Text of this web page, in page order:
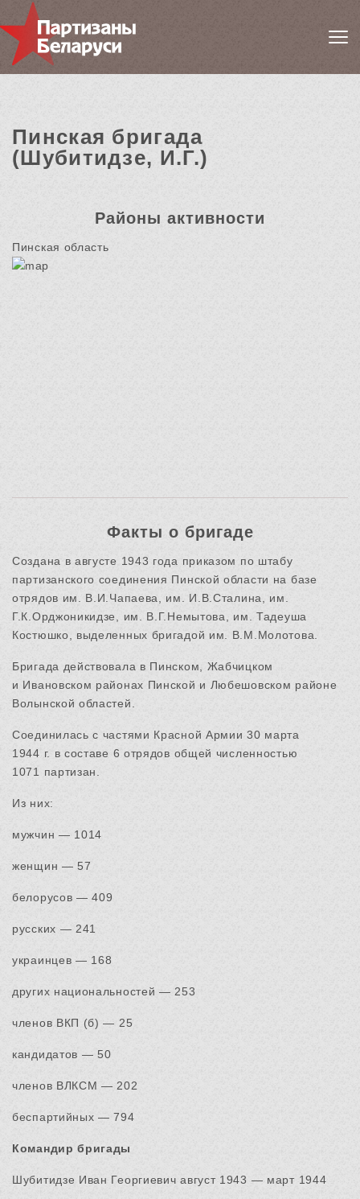
Пинская бригада
(Шубитидзе, И.Г.)
Районы активности
Пинская область
Факты о бригаде
Создана в августе 1943 года приказом по штабу
партизанского соединения Пинской области на базе
отрядов им. В.И.Чапаева, им. И.В.Сталина, им.
Г.К.Орджоникидзе, им. В.Г.Немытова, им. Тадеуша
Костюшко, выделенных бригадой им. В.М.Молотова.
Бригада действовала в Пинском, Жабчицком
и Ивановском районах Пинской и Любешовском районе
Волынской областей.
Соединилась с частями Красной Армии 30 марта
1944 г. в составе 6 отрядов общей численностью
1071 партизан.
Из них:
мужчин — 1014
женщин — 57
белорусов — 409
русских — 241
украинцев — 168
других национальностей — 253
членов ВКП (б) — 25
кандидатов — 50
членов ВЛКСМ — 202
беспартийных — 794
Командир бригады
Шубитидзе Иван Георгиевич август 1943 — март 1944